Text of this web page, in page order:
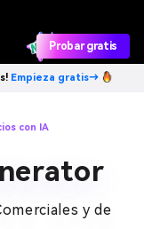
Probar gratis
Empieza gratis→
con IA
y de